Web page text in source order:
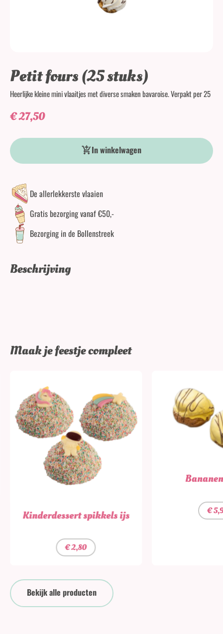
Petit fours (25 stuks)
Heerlijke kleine mini vlaaitjes met diverse smaken bavaroise. Verpakt per 25
€27,50
Petit fours (25 stuks) aantal
In winkelwagen
De allerlekkerste vlaaien
Gratis bezorging vanaf €50,-
Bezorging in de Bollenstreek
Beschrijving
Maak je feestje compleet
Kinderdessert spikkels ijs
€2,80
€
Bekijk alle producten